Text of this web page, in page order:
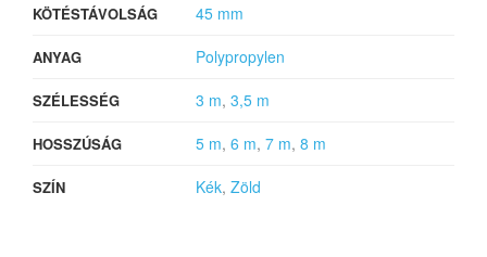
KÖTÉSTÁVOLSÁG 45 mm
ANYAG Polypropylen
SZÉLESSÉG 3 m, 3,5 m
HOSSZÚSÁG 5 m, 6 m, 7 m, 8 m
SZÍN Kék, Zöld